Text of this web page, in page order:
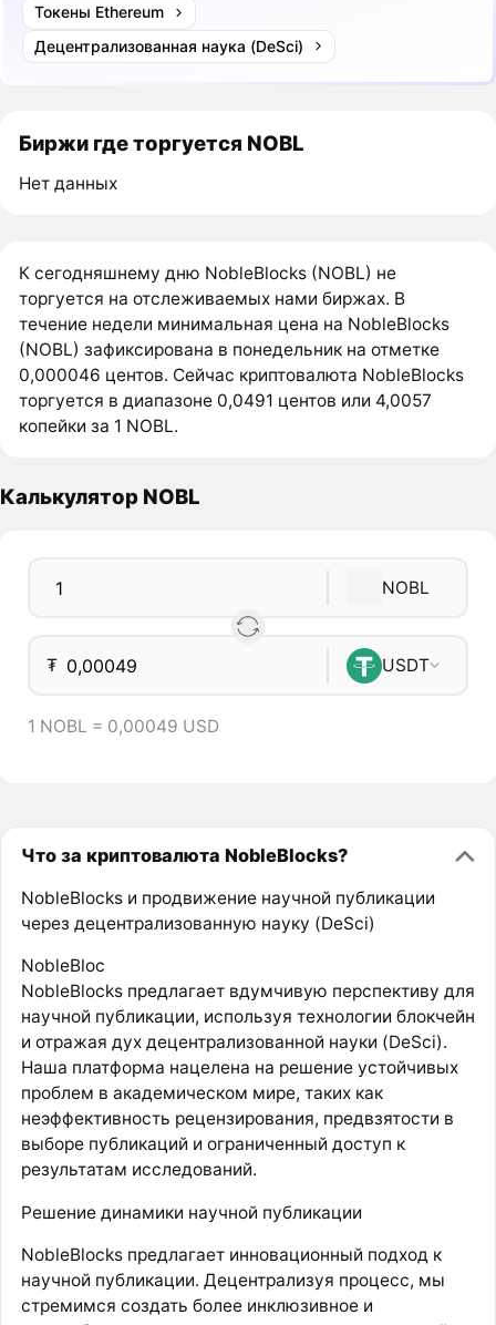
Токены Ethereum
Децентрализованная наука (DeSci)
Биржи где торгуется NOBL
Нет данных
К сегодняшнему дню NobleBlocks (NOBL) не
торгуется на отслеживаемых нами биржах. В
течение недели минимальная цена на NobleBlocks
(NOBL) зафиксирована в понедельник на отметке
0,000046 центов. Сейчас криптовалюта NobleBlocks
торгуется в диапазоне 0,0491 центов или 4,0057
копейки за 1 NOBL.
Калькулятор NOBL
NOBL
₮ USDT
1 NOBL = 0,00049 USD
Что за криптовалюта NobleBlocks?
NobleBlocks и продвижение научной публикации
через децентрализованную науку (DeSci)
NobleBloc
NobleBlocks предлагает вдумчивую перспективу для
научной публикации, используя технологии блокчейн
и отражая дух децентрализованной науки (DeSci).
Наша платформа нацелена на решение устойчивых
проблем в академическом мире, таких как
неэффективность рецензирования, предвзятости в
выборе публикаций и ограниченный доступ к
результатам исследований.
Решение динамики научной публикации
NobleBlocks предлагает инновационный подход к
научной публикации. Децентрализуя процесс, мы
стремимся создать более инклюзивное и